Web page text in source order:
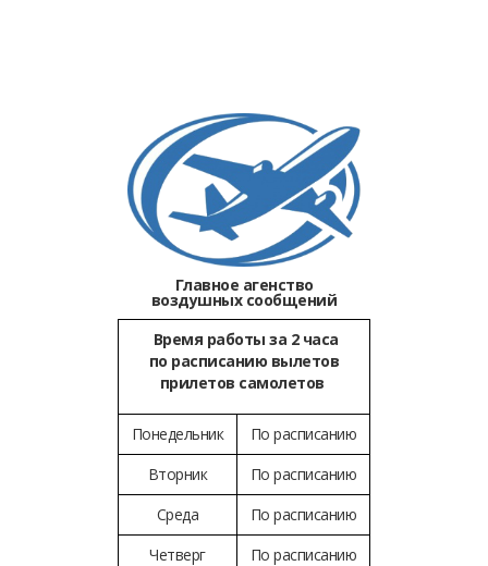
Главное агенство
воздушных сообщений
Время работы за 2 часа
по расписанию вылетов
прилетов самолетов
Понедельник
По расписанию
Вторник
По расписанию
Среда
По расписанию
Четверг
По расписанию